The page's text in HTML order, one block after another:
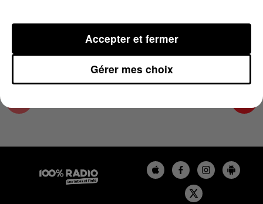
Podcasts infos du Tarn et Garonne
Gérer mes choix
Accepter et fermer